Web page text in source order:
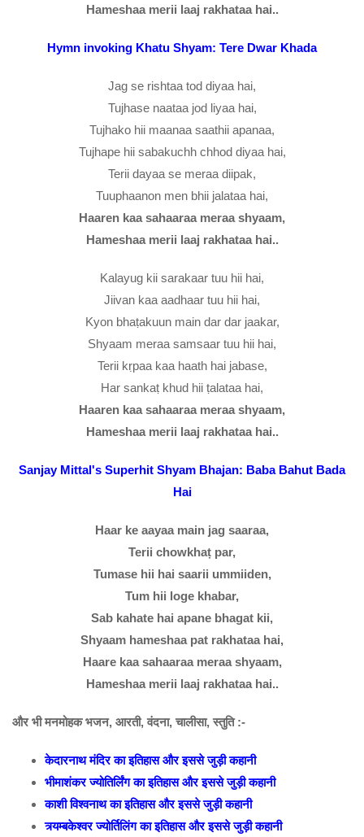
Hameshaa merii laaj rakhataa hai..
Hymn invoking Khatu Shyam: Tere Dwar Khada
Jag se rishtaa tod diyaa hai,
Tujhase naataa jod liyaa hai,
Tujhako hii maanaa saathii apanaa,
Tujhape hii sabakuchh chhod diyaa hai,
Terii dayaa se meraa diipak,
Tuuphaanon men bhii jalataa hai,
Haaren kaa sahaaraa meraa shyaam,
Hameshaa merii laaj rakhataa hai..
Kalayug kii sarakaar tuu hii hai,
Jiivan kaa aadhaar tuu hii hai,
Kyon bhaṭakuun main dar dar jaakar,
Shyaam meraa samsaar tuu hii hai,
Terii kṛpaa kaa haath hai jabase,
Har sankaṭ khud hii ṭalataa hai,
Haaren kaa sahaaraa meraa shyaam,
Hameshaa merii laaj rakhataa hai..
Sanjay Mittal's Superhit Shyam Bhajan: Baba Bahut Bada
Hai
Haar ke aayaa main jag saaraa,
Terii chowkhaṭ par,
Tumase hii hai saarii ummiiden,
Tum hii loge khabar,
Sab kahate hai apane bhagat kii,
Shyaam hameshaa pat rakhataa hai,
Haare kaa sahaaraa meraa shyaam,
Hameshaa merii laaj rakhataa hai..
और भी मनमोहक भजन, आरती, वंदना, चालीसा, स्तुति :-
केदारनाथ मंदिर का इतिहास और इससे जुड़ी कहानी
भीमाशंकर ज्योतिर्लिंग का इतिहास और इससे जुड़ी कहानी
काशी विश्वनाथ का इतिहास और इससे जुड़ी कहानी
त्र्यम्बकेश्वर ज्योर्तिलिंग का इतिहास और इससे जुड़ी कहानी